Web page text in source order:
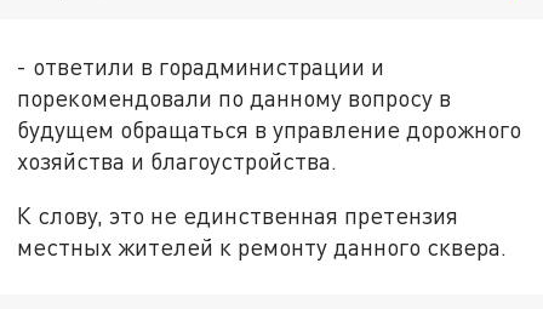
- ответили в горадминистрации и
порекомендовали по данному вопросу в
будущем обращаться в управление дорожного
хозяйства и благоустройства.
К слову, это не единственная претензия
местных жителей к ремонту данного сквера.